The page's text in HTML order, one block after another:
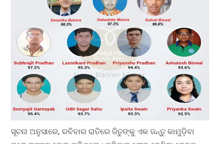
ସୂଚନା ଅନୁସାରେ, ରବିବାର ରାତିରେ ଜିତୁଙ୍କୁ ଏକ ଜନ୍ତୁ କାମୁଡ଼ିବା